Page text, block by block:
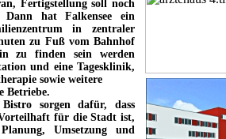
Fertigstellung soll noch
hat Falkensee ein
in zentraler
zu Fuß vom Bahnhof
zu finden sein werden
und eine Tagesklinik,
sowie weitere
Betriebe.
sorgen dafür, dass
für die Stadt ist,
Umsetzung und